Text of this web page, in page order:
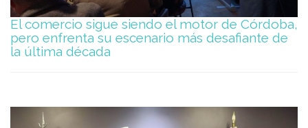
El comercio sigue siendo el motor de Córdoba,
pero enfrenta su escenario más desafiante de
la última década